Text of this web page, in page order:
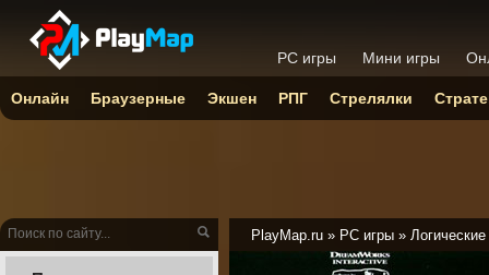
PlayMap.ru » PC игры » Логические
PC игры Мини игры
Онлайн Браузерные Экшен РПГ Стрелялки